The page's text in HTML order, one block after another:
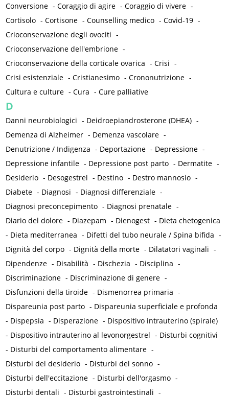
Conversione -Coraggio di agire -Coraggio di vivere -
Cortisolo -Cortisone -Counselling medico -Covid-19 -
Crioconservazione degli ovociti -
Crioconservazione dell'embrione -
Crioconservazione della corticale ovarica -Crisi -
Crisi esistenziale -Cristianesimo -Crononutrizione -
Cultura e culture -Cura -Cure palliative
D
Danni neurobiologici - Deidroepiandrosterone (DHEA) -
Demenza di Alzheimer - Demenza vascolare -
Denutrizione / Indigenza - Deportazione - Depressione -
Depressione infantile - Depressione post parto - Dermatite -
Desiderio - Desogestrel - Destino - Destro mannosio -
Diabete - Diagnosi - Diagnosi differenziale -
Diagnosi preconcepimento - Diagnosi prenatale -
Diario del dolore - Diazepam - Dienogest - Dieta chetogenica
- Dieta mediterranea - Difetti del tubo neurale / Spina bifida -
Dignità del corpo - Dignità della morte - Dilatatori vaginali -
Dipendenze - Disabilità - Dischezia - Disciplina -
Discriminazione - Discriminazione di genere -
Disfunzioni della tiroide - Dismenorrea primaria -
Dispareunia post parto - Dispareunia superficiale e profonda
- Dispepsia - Disperazione - Dispositivo intrauterino (spirale)
- Dispositivo intrauterino al levonorgestrel - Disturbi cognitivi
- Disturbi del comportamento alimentare -
Disturbi del desiderio - Disturbi del sonno -
Disturbi dell'eccitazione - Disturbi dell'orgasmo -
Disturbi dentali - Disturbi gastrointestinali -